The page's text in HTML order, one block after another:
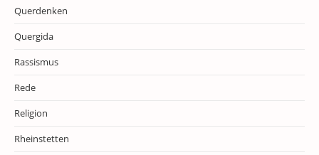
Querdenken
Quergida
Rassismus
Rede
Religion
Rheinstetten